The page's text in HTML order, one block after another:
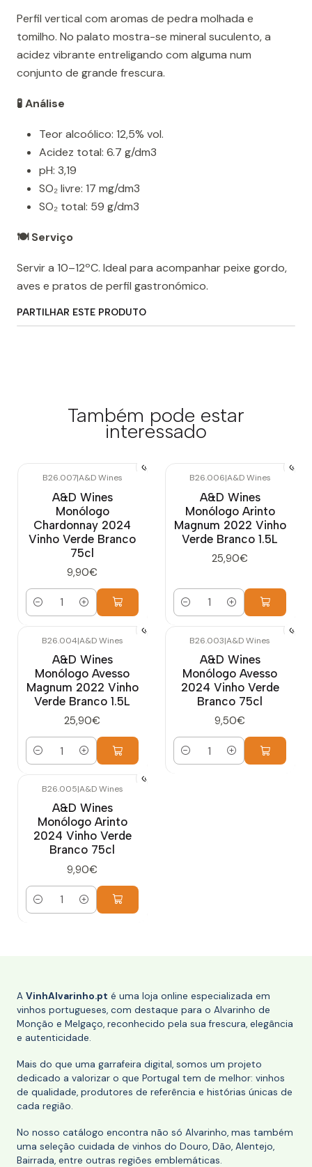
Perfil vertical com aromas de pedra molhada e
tomilho. No palato mostra-se mineral suculento, a
acidez vibrante entreligando com alguma num
conjunto de grande frescura.
🧪 Análise
Teor alcoólico: 12,5% vol.
Acidez total: 6.7 g/dm3
pH: 3,19
SO₂ livre: 17 mg/dm3
SO₂ total: 59 g/dm3
🍽️ Serviço
Servir a 10–12ºC. Ideal para acompanhar peixe gordo,
aves e pratos de perfil gastronómico.
PARTILHAR ESTE PRODUTO
Também pode estar
interessado
B26.007|A&D Wines
A&D Wines
Monólogo
Chardonnay 2024
Vinho Verde Branco
75cl
9,90€
Quantidade
B26.006|A&D Wines
A&D Wines
Monólogo Arinto
Magnum 2022 Vinho
Verde Branco 1.5L
25,90€
Quantidade
B26.004|A&D Wines
A&D Wines
Monólogo Avesso
Magnum 2022 Vinho
Verde Branco 1.5L
25,90€
Quantidade
B26.003|A&D Wines
A&D Wines
Monólogo Avesso
2024 Vinho Verde
Branco 75cl
9,50€
Quantidade
B26.005|A&D Wines
A&D Wines
Monólogo Arinto
2024 Vinho Verde
Branco 75cl
9,90€
Quantidade
A VinhAlvarinho.pt é uma loja online especializada em
vinhos portugueses, com destaque para o Alvarinho de
Monção e Melgaço, reconhecido pela sua frescura, elegância
e autenticidade.
Mais do que uma garrafeira digital, somos um projeto
dedicado a valorizar o que Portugal tem de melhor: vinhos
de qualidade, produtores de referência e histórias únicas de
cada região.
No nosso catálogo encontra não só Alvarinho, mas também
uma seleção cuidada de vinhos do Douro, Dão, Alentejo,
Bairrada, entre outras regiões emblemáticas.